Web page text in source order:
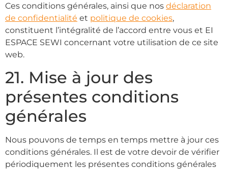
Ces conditions générales, ainsi que nos déclaration
de confidentialité et politique de cookies,
constituent l’intégralité de l’accord entre vous et EI
ESPACE SEWI concernant votre utilisation de ce site
web.
21. Mise à jour des
présentes conditions
générales
Nous pouvons de temps en temps mettre à jour ces
conditions générales. Il est de votre devoir de vérifier
périodiquement les présentes conditions générales